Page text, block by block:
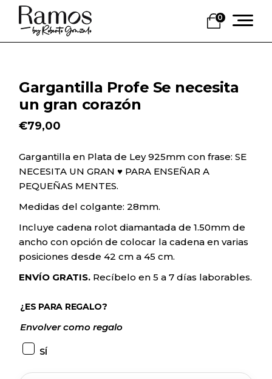
Skip
content
0
Gargantilla Profe Se necesita
un gran corazón
€79,00
Gargantilla en Plata de Ley 925mm con frase: SE
NECESITA UN GRAN ♥ PARA ENSEÑAR A
PEQUEÑAS MENTES.
Medidas del colgante: 28mm.
Incluye cadena rolot diamantada de 1.50mm de
ancho con opción de colocar la cadena en varias
posiciones desde 42 cm a 45 cm.
ENVÍO GRATIS. Recíbelo en 5 a 7 días laborables.
¿ES PARA REGALO?
Envolver como regalo
SÍ